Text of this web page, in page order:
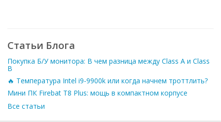
Статьи Блога
Покупка Б/У монитора: В чем разница между Class A и Class
B
🔥 Температура Intel i9-9900k или когда начнем троттлить?
Мини ПК Firebat T8 Plus: мощь в компактном корпусе
Все статьи